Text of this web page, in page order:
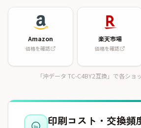
Amazon
価格を確認
楽天市場
価格を確認
「沖データ TC-C4BY2互換」で各ショ
印刷コスト・交換頻